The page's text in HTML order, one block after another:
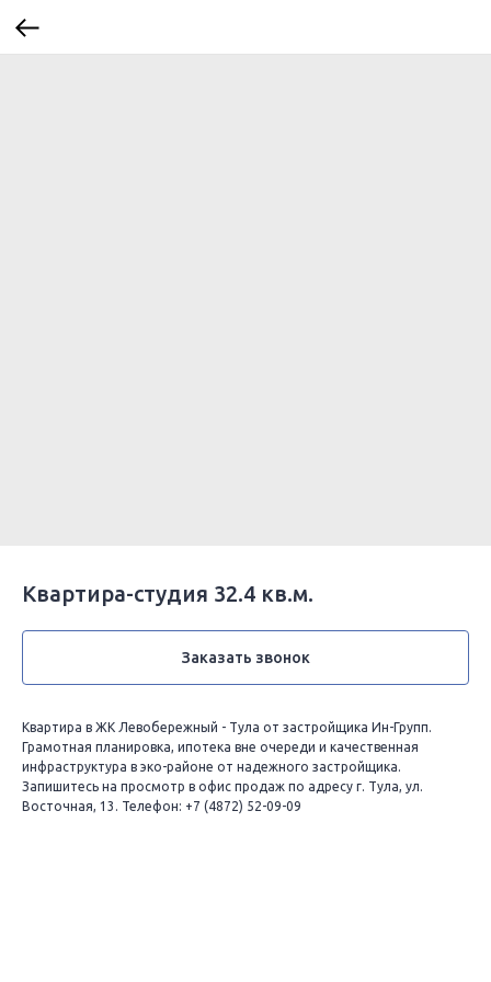
Квартира-студия 32.4 кв.м.
Заказать звонок
Квартира в ЖК Левобережный - Тула от застройщика Ин-Групп.
Грамотная планировка, ипотека вне очереди и качественная
инфраструктура в эко-районе от надежного застройщика.
Запишитесь на просмотр в офис продаж по адресу г. Тула, ул.
Восточная, 13. Телефон: +7 (4872) 52-09-09